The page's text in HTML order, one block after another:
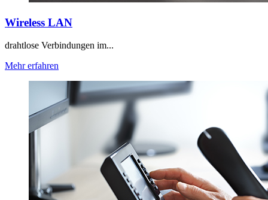
Wireless LAN
drahtlose Verbindungen im...
Mehr erfahren